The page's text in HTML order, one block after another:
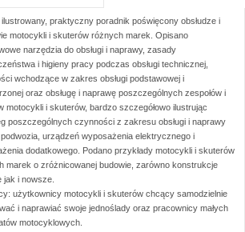
ilustrowany, praktyczny poradnik poświęcony obsłudze i
motocykli i skuterów różnych marek. Opisano
narzędzia do obsługi i naprawy, zasady
i higieny pracy podczas obsługi technicznej,
wchodzące w zakres obsługi podstawowej i
oraz obsługę i naprawę poszczególnych zespołów i
motocykli i skuterów, bardzo szczegółowo ilustrując
poszczególnych czynności z zakresu obsługi i naprawy
urządzeń wyposażenia elektrycznego i
dodatkowego. Podano przykłady motocykli i skuterów
marek o zróżnicowanej budowie, zarówno konstrukcje
jak i nowsze.
użytkownicy motocykli i skuterów chcący samodzielnie
i naprawiać swoje jednoślady oraz pracownicy małych
motocyklowych.